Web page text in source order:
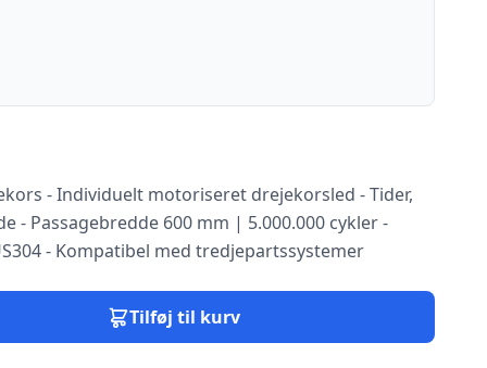
- Individuelt motoriseret drejekorsled - Tider,
- Passagebredde 600 mm | 5.000.000 cykler -
- Kompatibel med tredjepartssystemer
Tilføj til kurv